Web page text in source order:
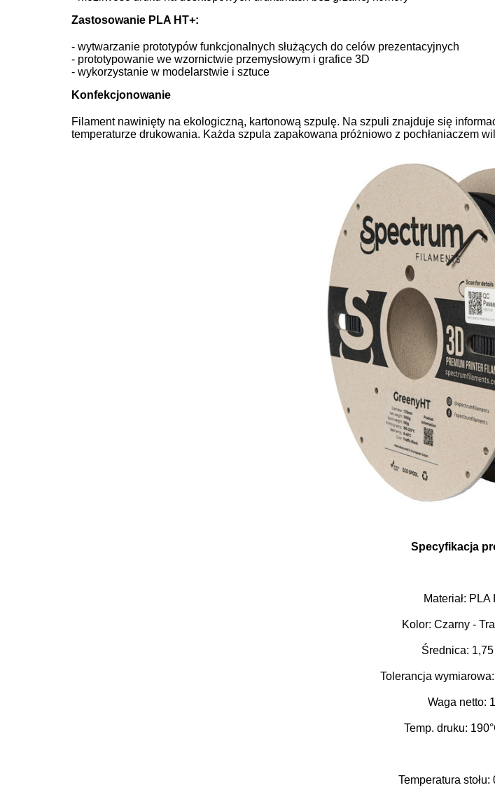
Zastosowanie PLA HT+:
- wytwarzanie prototypów funkcjonalnych służących do celów prezentacyjnych
- prototypowanie we wzornictwie przemysłowym i grafice 3D
- wykorzystanie w modelarstwie i sztuce
Konfekcjonowanie
Filament nawinięty na ekologiczną, kartonową szpulę. Na szpuli znajduje się
temperaturze drukowania. Każda szpula zapakowana próżniowo z pochłaniaczem
Specyfikacja
Materiał: PLA
Kolor: Czarny -
Średnica: 1,75
Tolerancja
Waga netto:
Temp. druku: 190
Temperatura stołu: